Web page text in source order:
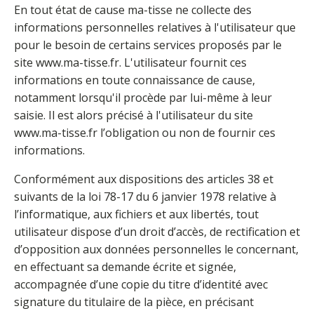
En tout état de cause ma-tisse ne collecte des
informations personnelles relatives à l'utilisateur que
pour le besoin de certains services proposés par le
site www.ma-tisse.fr. L'utilisateur fournit ces
informations en toute connaissance de cause,
notamment lorsqu'il procède par lui-même à leur
saisie. Il est alors précisé à l'utilisateur du site
www.ma-tisse.fr l’obligation ou non de fournir ces
informations.
Conformément aux dispositions des articles 38 et
suivants de la loi 78-17 du 6 janvier 1978 relative à
l’informatique, aux fichiers et aux libertés, tout
utilisateur dispose d’un droit d’accès, de rectification et
d’opposition aux données personnelles le concernant,
en effectuant sa demande écrite et signée,
accompagnée d’une copie du titre d’identité avec
signature du titulaire de la pièce, en précisant